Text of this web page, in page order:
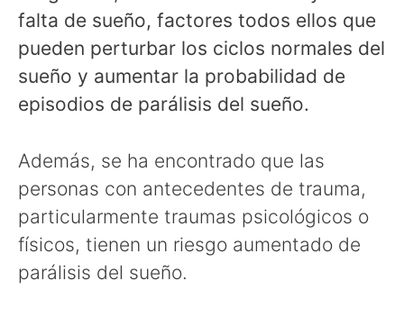
falta de sueño, factores todos ellos que
pueden perturbar los ciclos normales del
sueño y aumentar la probabilidad de
episodios de parálisis del sueño.
Además, se ha encontrado que las
personas con antecedentes de trauma,
particularmente traumas psicológicos o
físicos, tienen un riesgo aumentado de
parálisis del sueño.